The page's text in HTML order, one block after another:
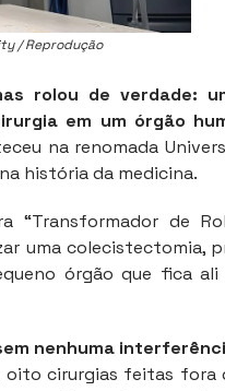
/ Reprodução
rolou de verdade:
em um órgão
na renomada
história da medicina.
“Transformador de
uma colecistectomia,
órgão que fica
nenhuma
oito cirurgias feitas fora